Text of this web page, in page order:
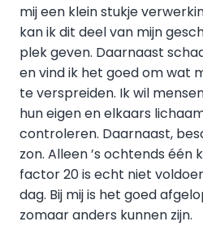
mij een klein stukje
kan ik dit deel van mijn
plek geven. Daarnaast
en vind ik het goed om wat
te verspreiden. Ik wil
hun eigen en elkaars
controleren. Daarnaast,
zon. Alleen ’s ochtends
factor 20 is echt niet
dag. Bij mij is het goed
zomaar anders kunnen zijn.